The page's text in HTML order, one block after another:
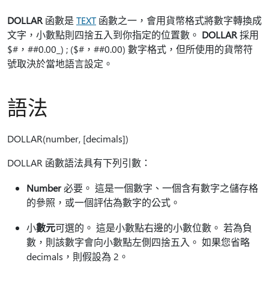
DOLLAR 函數是 TEXT函數之一，會用貨幣格式將數字轉換成
文字，小數點則四捨五入到你指定的位置數。 DOLLAR採用
$#，##0.00_) ; ($#，##0.00) 數字格式，但所使用的貨幣符
號取決於當地語言設定。
語法
DOLLAR(number, [decimals])
DOLLAR 函數語法具有下列引數：
Number必要。 這是一個數字、一個含有數字之儲存格
的參照，或一個評估為數字的公式。
小數元可選的。 這是小數點右邊的小數位數。 若為負
數，則該數字會向小數點左側四捨五入。 如果您省略
decimals，則假設為 2。